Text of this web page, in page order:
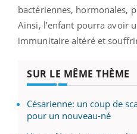
bactériennes, hormonales,
Ainsi, l’enfant pourra avoir
immunitaire altéré et
SUR LE MÊME THÈME
Césarienne: un coup de
pour un nouveau-né